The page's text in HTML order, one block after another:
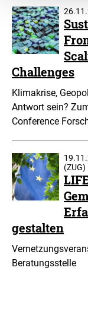
Challenges
Klimakrise,
Antwort sein?
Conference
(ZUG)
gestalten
Beratungsstelle